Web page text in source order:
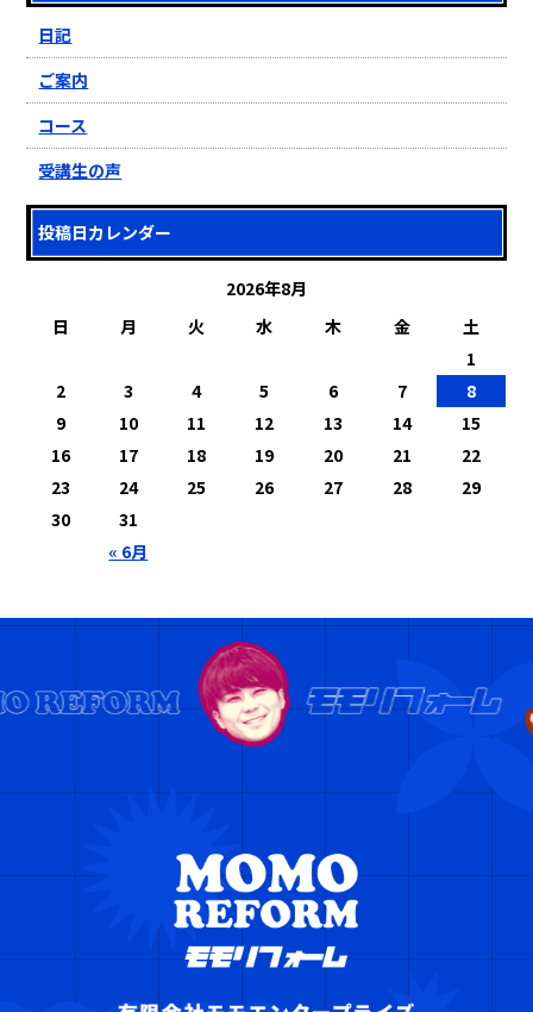
日記
ご案内
コース
受講生の声
投稿日カレンダー
2026年8月
日
月 火 水 木 金 土
« 6月
1
2
3 4 5 6 7
8
9
10 11 12 13 14
15
16
17 18 19 20 21
22
23
24 25 26 27 28
29
30
31